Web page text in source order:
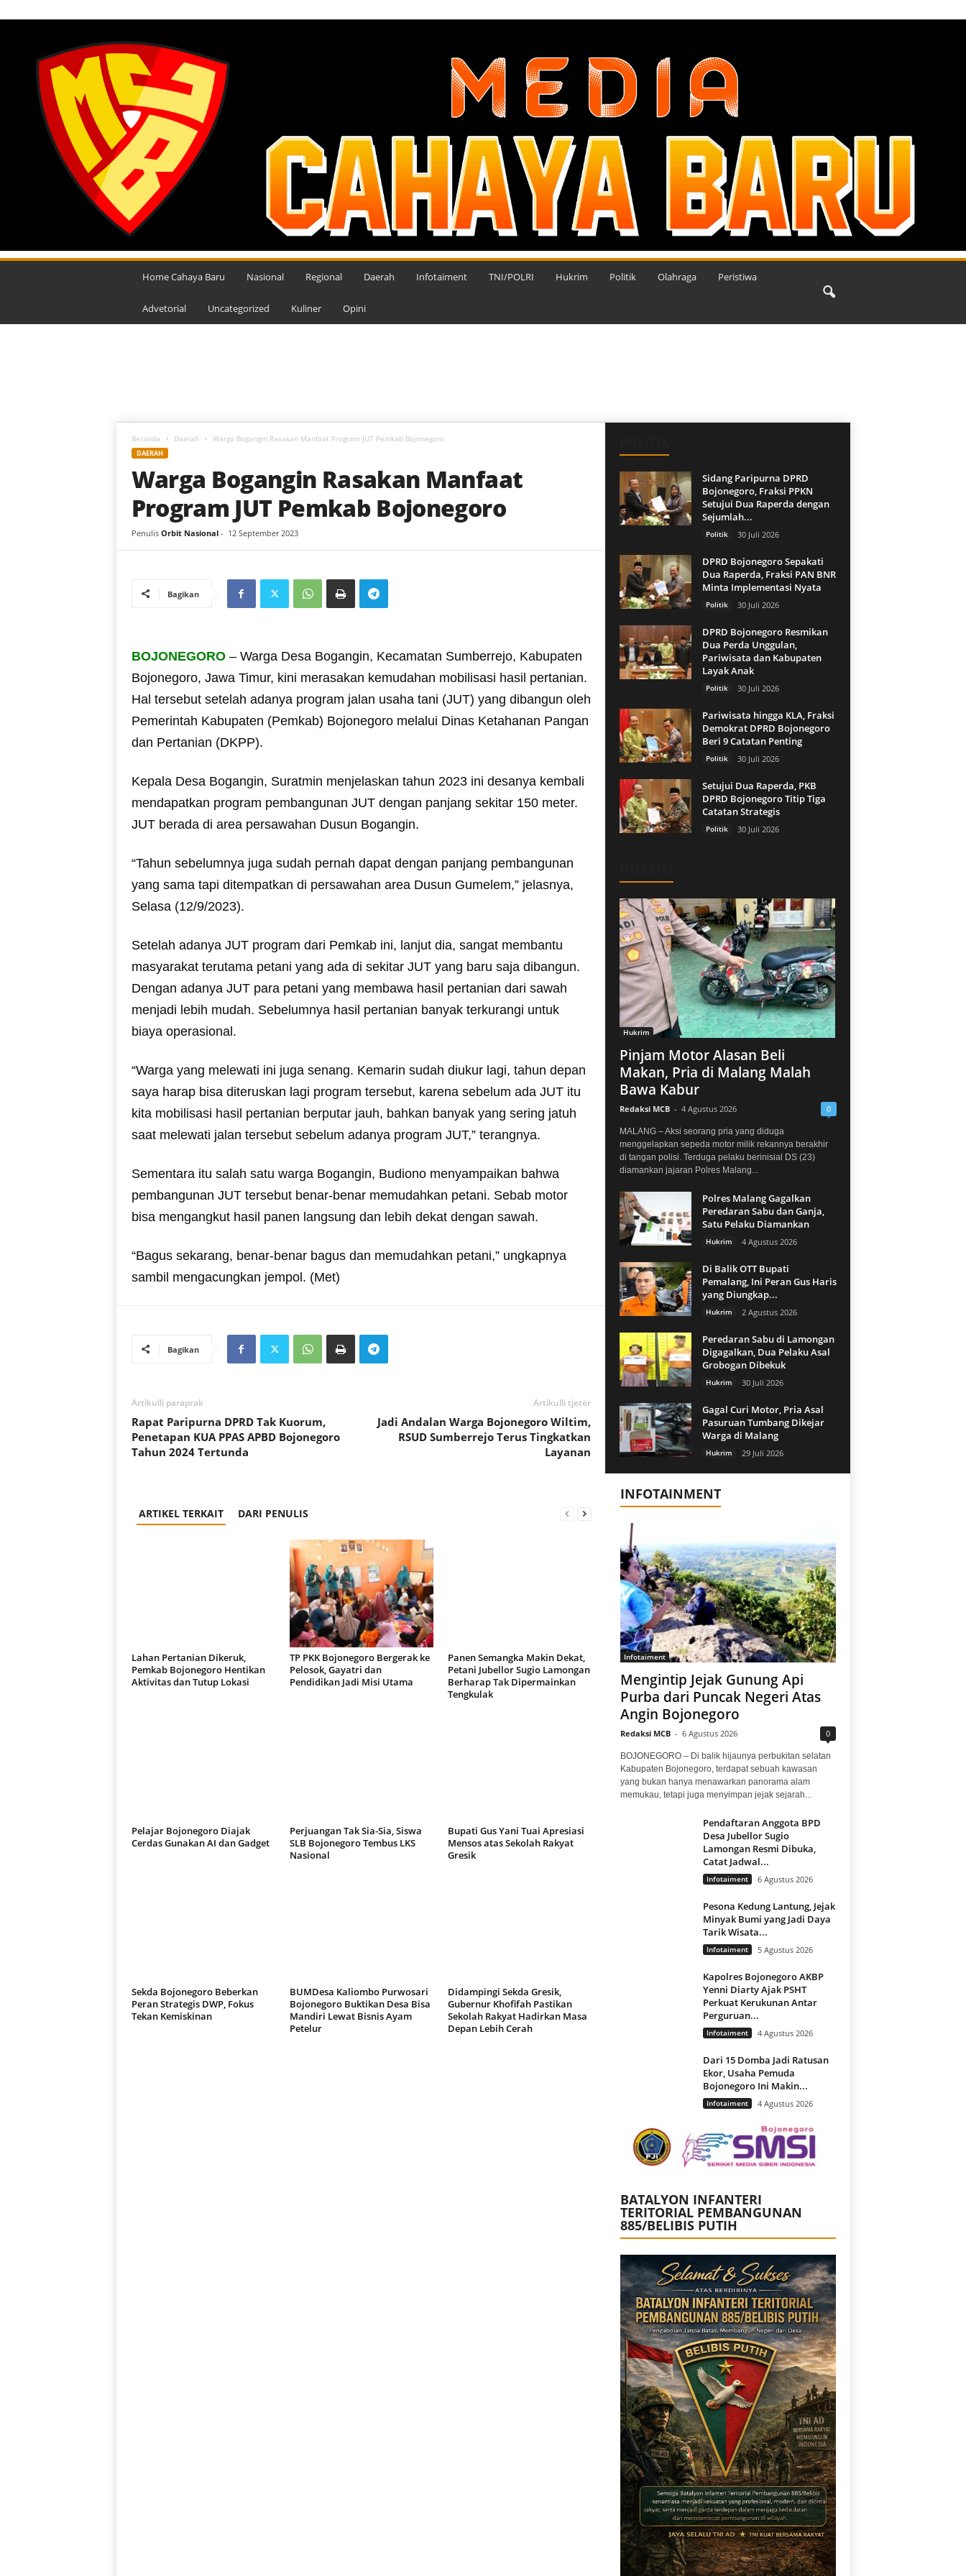
M
Home Cahaya Baru Nasional Regional Daerah Infotaiment TNI/POLRI Hukrim Politik Olahraga Peristiwa
Advetorial Uncategorized Kuliner Opini
Beranda Daerah Warga Bogangin Rasakan Manfaat Program JUT Pemkab Bojonegoro
DAERAH
Warga Bogangin Rasakan Manfaat
Program JUT Pemkab Bojonegoro
Penulis Orbit Nasional- 12 September 2023
Bagikan
BOJONEGORO– Warga Desa Bogangin, Kecamatan Sumberrejo, Kabupaten
Bojonegoro, Jawa Timur, kini merasakan kemudahan mobilisasi hasil pertanian.
Hal tersebut setelah adanya program jalan usaha tani (JUT) yang dibangun oleh
Pemerintah Kabupaten (Pemkab) Bojonegoro melalui Dinas Ketahanan Pangan
dan Pertanian (DKPP).
Kepala Desa Bogangin, Suratmin menjelaskan tahun 2023 ini desanya kembali
mendapatkan program pembangunan JUT dengan panjang sekitar 150 meter.
JUT berada di area persawahan Dusun Bogangin.
“Tahun sebelumnya juga sudah pernah dapat dengan panjang pembangunan
yang sama tapi ditempatkan di persawahan area Dusun Gumelem,” jelasnya,
Selasa (12/9/2023).
Setelah adanya JUT program dari Pemkab ini, lanjut dia, sangat membantu
masyarakat terutama petani yang ada di sekitar JUT yang baru saja dibangun.
Dengan adanya JUT para petani yang membawa hasil pertanian dari sawah
menjadi lebih mudah. Sebelumnya hasil pertanian banyak terkurangi untuk
biaya operasional.
“Warga yang melewati ini juga senang. Kemarin sudah diukur lagi, tahun depan
saya harap bisa diteruskan lagi program tersebut, karena sebelum ada JUT itu
kita mobilisasi hasil pertanian berputar jauh, bahkan banyak yang sering jatuh
saat melewati jalan tersebut sebelum adanya program JUT,” terangnya.
Sementara itu salah satu warga Bogangin, Budiono menyampaikan bahwa
pembangunan JUT tersebut benar-benar memudahkan petani. Sebab motor
bisa mengangkut hasil panen langsung dan lebih dekat dengan sawah.
“Bagus sekarang, benar-benar bagus dan memudahkan petani,” ungkapnya
sambil mengacungkan jempol. (Met)
Bagikan
Artikulli paraprak
Rapat Paripurna DPRD Tak Kuorum,
Penetapan KUA PPAS APBD Bojonegoro
Tahun 2024 Tertunda
Artikulli tjetër
Jadi Andalan Warga Bojonegoro Wiltim,
RSUD Sumberrejo Terus Tingkatkan
Layanan
ARTIKEL TERKAIT DARI PENULIS
Lahan Pertanian Dikeruk,
Pemkab Bojonegoro Hentikan
Aktivitas dan Tutup Lokasi
TP PKK Bojonegoro Bergerak ke
Pelosok, Gayatri dan
Pendidikan Jadi Misi Utama
Panen Semangka Makin Dekat,
Petani Jubellor Sugio Lamongan
Berharap Tak Dipermainkan
Tengkulak
Pelajar Bojonegoro Diajak
Cerdas Gunakan AI dan Gadget
Perjuangan Tak Sia-Sia, Siswa
SLB Bojonegoro Tembus LKS
Nasional
Bupati Gus Yani Tuai Apresiasi
Mensos atas Sekolah Rakyat
Gresik
Sekda Bojonegoro Beberkan
Peran Strategis DWP, Fokus
Tekan Kemiskinan
BUMDesa Kaliombo Purwosari
Bojonegoro Buktikan Desa Bisa
Mandiri Lewat Bisnis Ayam
Petelur
Didampingi Sekda Gresik,
Gubernur Khofifah Pastikan
Sekolah Rakyat Hadirkan Masa
Depan Lebih Cerah
Sidang Paripurna DPRD
Bojonegoro, Fraksi PPKN
Setujui Dua Raperda dengan
Sejumlah...
Politik 30 Juli 2026
DPRD Bojonegoro Sepakati
Dua Raperda, Fraksi PAN BNR
Minta Implementasi Nyata
Politik 30 Juli 2026
DPRD Bojonegoro Resmikan
Dua Perda Unggulan,
Pariwisata dan Kabupaten
Layak Anak
Politik 30 Juli 2026
Pariwisata hingga KLA, Fraksi
Demokrat DPRD Bojonegoro
Beri 9 Catatan Penting
Politik 30 Juli 2026
Setujui Dua Raperda, PKB
DPRD Bojonegoro Titip Tiga
Catatan Strategis
Politik 30 Juli 2026
Hukrim
Pinjam Motor Alasan Beli
Makan, Pria di Malang Malah
Bawa Kabur
Redaksi MCB - 4 Agustus 2026 0
MALANG – Aksi seorang pria yang diduga
menggelapkan sepeda motor milik rekannya berakhir
di tangan polisi. Terduga pelaku berinisial DS (23)
diamankan jajaran Polres Malang...
Polres Malang Gagalkan
Peredaran Sabu dan Ganja,
Satu Pelaku Diamankan
Hukrim 4 Agustus 2026
Di Balik OTT Bupati
Pemalang, Ini Peran Gus Haris
yang Diungkap...
Hukrim 2 Agustus 2026
Peredaran Sabu di Lamongan
Digagalkan, Dua Pelaku Asal
Grobogan Dibekuk
Hukrim 30 Juli 2026
Gagal Curi Motor, Pria Asal
Pasuruan Tumbang Dikejar
Warga di Malang
Hukrim 29 Juli 2026
INFOTAINMENT
Infotaiment
Mengintip Jejak Gunung Api
Purba dari Puncak Negeri Atas
Angin Bojonegoro
Redaksi MCB - 6 Agustus 2026 0
BOJONEGORO – Di balik hijaunya perbukitan selatan
Kabupaten Bojonegoro, terdapat sebuah kawasan
yang bukan hanya menawarkan panorama alam
memukau, tetapi juga menyimpan jejak sejarah...
Pendaftaran Anggota BPD
Desa Jubellor Sugio
Lamongan Resmi Dibuka,
Catat Jadwal...
Infotaiment 6 Agustus 2026
Pesona Kedung Lantung, Jejak
Minyak Bumi yang Jadi Daya
Tarik Wisata...
Infotaiment 5 Agustus 2026
Kapolres Bojonegoro AKBP
Yenni Diarty Ajak PSHT
Perkuat Kerukunan Antar
Perguruan...
Infotaiment 4 Agustus 2026
Dari 15 Domba Jadi Ratusan
Ekor, Usaha Pemuda
Bojonegoro Ini Makin...
Infotaiment 4 Agustus 2026
BATALYON INFANTERI
TERITORIAL PEMBANGUNAN
885/BELIBIS PUTIH